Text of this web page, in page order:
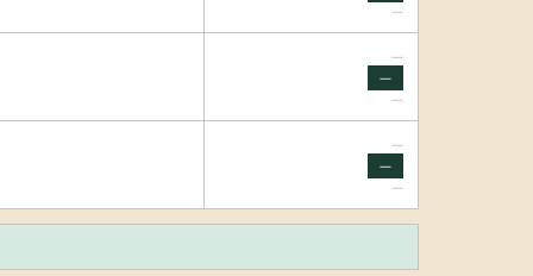
—
—
—
—
—
—
—